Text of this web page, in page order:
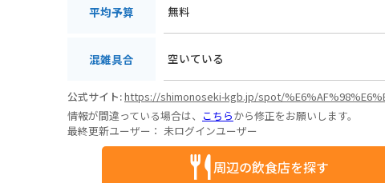
平均予算 無料
混雑具合 空いている
公式サイト:https://shimonoseki-kgb.jp/spot/
情報が間違っている場合は、 こちらから修正をお願いします。
最終更新ユーザー： 未ログインユーザー
周辺の飲食店を探す